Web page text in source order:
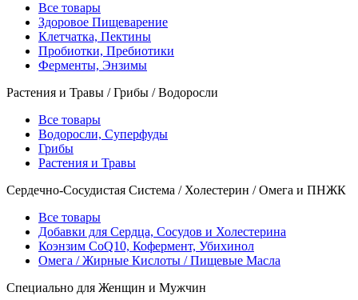
Все товары
Здоровое Пищеварение
Клетчатка, Пектины
Пробиотки, Пребиотики
Ферменты, Энзимы
Растения и Травы / Грибы / Водоросли
Все товары
Водоросли, Суперфуды
Грибы
Растения и Травы
Сердечно-Сосудистая Система / Холестерин / Омега и ПНЖК
Все товары
Добавки для Сердца, Сосудов и Холестерина
Коэнзим CoQ10, Кофермент, Убихинол
Омега / Жирные Кислоты / Пищевые Масла
Специально для Женщин и Мужчин